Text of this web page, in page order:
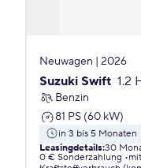
Neuwagen | 2026
Suzuki Swift 1.2
Benzin
81 PS (60 kW)
in 3 bis 5 Monaten
Leasingdetails:30
0 € Sonderzahlung